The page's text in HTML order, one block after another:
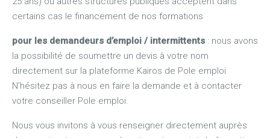
certains cas le financement de nos formations
pour les demandeurs d’emploi / intermittents : nous avons
la possibilité de soumettre un devis à votre nom
directement sur la plateforme Kairos de Pole emploi.
N’hésitez pas à nous en faire la demande et à contacter
votre conseiller Pole emploi.
Nous vous invitons à vous renseigner directement auprès